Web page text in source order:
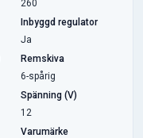
260
Inbyggd regulator
Ja
Remskiva
6-spårig
Spänning (V)
12
Varumärke